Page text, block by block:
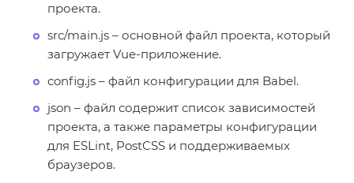
проекта.
src/main.js – основной файл проекта, который
загружает Vue-приложение.
config.js – файл конфигурации для Babel.
json – файл содержит список зависимостей
проекта, а также параметры конфигурации
для ESLint, PostCSS и поддерживаемых
браузеров.